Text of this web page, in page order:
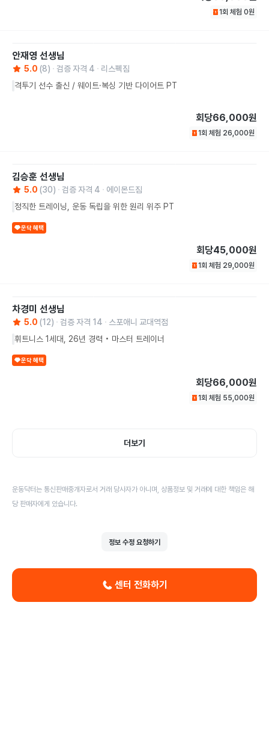
1회 체험 0원
안재영 선생님
5.0 (8) 검증 자격 4
리스펙짐
격투기 선수 출신 / 웨이트·복싱 기반 다이어트 PT
회당66,000원
1회 체험 26,000원
김승훈 선생님
5.0 (30) 검증 자격 4
에이몬드짐
정직한 트레이닝, 운동 독립을 위한 원리 위주 PT
운닥 혜택
회당45,000원
1회 체험 29,000원
차경미 선생님
5.0 (12) 검증 자격 14
스포애니 교대역점
휘트니스 1세대, 26년 경력 • 마스터 트레이너
운닥 혜택
회당66,000원
1회 체험 55,000원
더보기
운동닥터는 통신판매중개자로서 거래 당사자가 아니며, 상품정보 및 거래에 대한 책임은 해
당 판매자에게 있습니다.
정보 수정 요청하기
센터 전화하기